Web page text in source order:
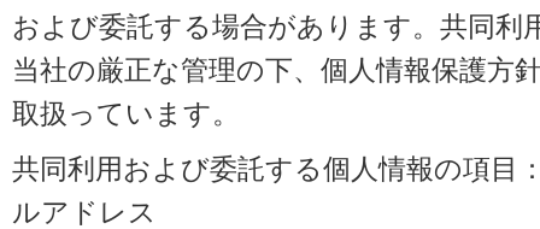
および委託する場合があります。共同利
当社の厳正な管理の下、個人情報保護方
取扱っています。
共同利用および委託する個人情報の項目
ルアドレス